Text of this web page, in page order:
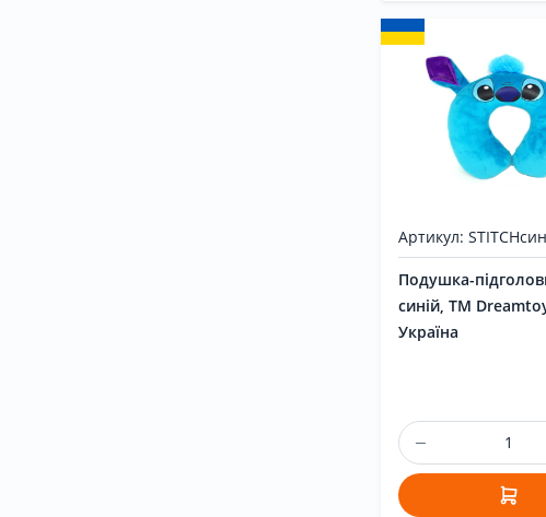
Артикул:
Подушка-
синій, ТМ
Україна